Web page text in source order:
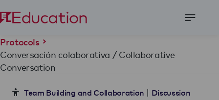
Protocols
Conversación colaborativa / Collaborative
Conversation
Team Building and Collaboration | Discussion